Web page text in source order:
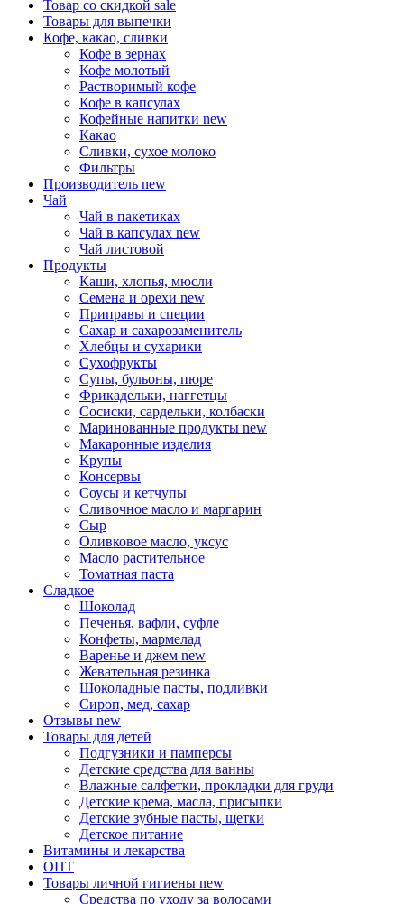
Товар со скидкой sale
Товары для выпечки
Кофе, какао, сливки
Кофе в зернах
Кофе молотый
Растворимый кофе
Кофе в капсулах
Кофейные напитки new
Какао
Сливки, сухое молоко
Фильтры
Производитель new
Чай
Чай в пакетиках
Чай в капсулах new
Чай листовой
Продукты
Каши, хлопья, мюсли
Семена и орехи new
Приправы и специи
Сахар и сахарозаменитель
Хлебцы и сухарики
Сухофрукты
Супы, бульоны, пюре
Фрикадельки, наггетцы
Сосиски, сардельки, колбаски
Маринованные продукты new
Макаронные изделия
Крупы
Консервы
Соусы и кетчупы
Сливочное масло и маргарин
Сыр
Оливковое масло, уксус
Масло растительное
Томатная паста
Сладкое
Шоколад
Печенья, вафли, суфле
Конфеты, мармелад
Варенье и джем new
Жевательная резинка
Шоколадные пасты, подливки
Сироп, мед, сахар
Отзывы new
Товары для детей
Подгузники и памперсы
Детские средства для ванны
Влажные салфетки, прокладки для груди
Детские крема, масла, присыпки
Детские зубные пасты, щетки
Детское питание
Витамины и лекарства
ОПТ
Товары личной гигиены new
Средства по уходу за волосами